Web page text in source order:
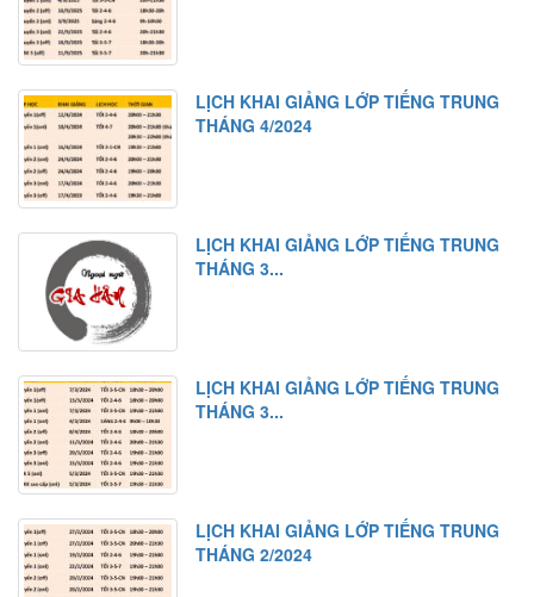
LỊCH KHAI GIẢNG LỚP TIẾNG TRUNG
THÁNG 4/2024
LỊCH KHAI GIẢNG LỚP TIẾNG TRUNG
THÁNG 3...
LỊCH KHAI GIẢNG LỚP TIẾNG TRUNG
THÁNG 3...
LỊCH KHAI GIẢNG LỚP TIẾNG TRUNG
THÁNG 2/2024